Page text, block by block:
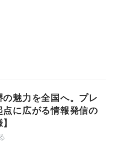
魅力を全国へ。プレ
点に広がる情報発信の